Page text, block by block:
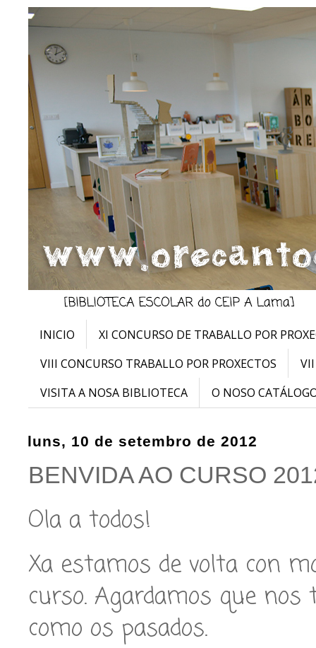
INICIO
XI CONCURSO DE TRABALLO POR
VIII CONCURSO TRABALLO POR PROXECTOS
VISITA A NOSA BIBLIOTECA
O NOSO
luns, 10 de setembro de 2012
BENVIDA AO CURSO
Ola a todos!
Xa estamos de volta con
curso. Agardamos que
como os pasados.